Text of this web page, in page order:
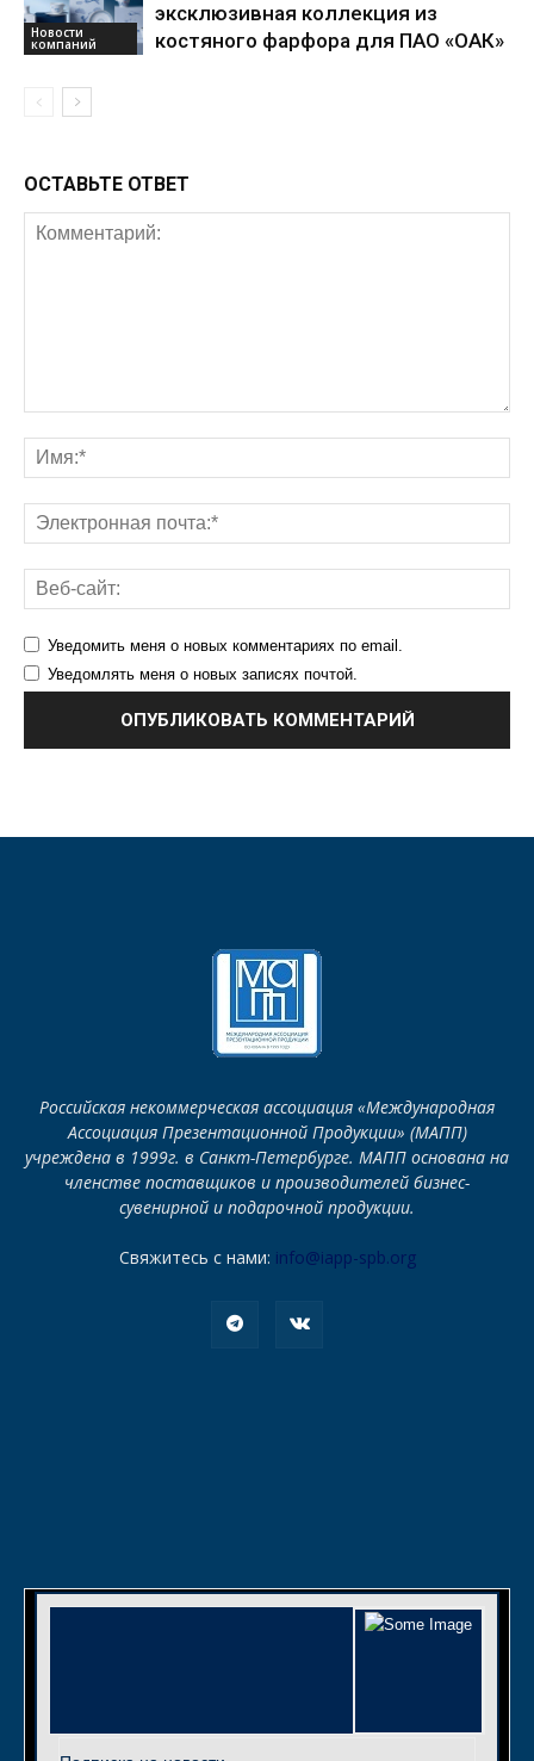
Новости
компаний
эксклюзивная коллекция из
костяного фарфора для ПАО «ОАК»
ОСТАВЬТЕ ОТВЕТ
Уведомить меня о новых комментариях по email.
Уведомлять меня о новых записях почтой.
Российская некоммерческая ассоциация «Международная
Ассоциация Презентационной Продукции» (МАПП)
учреждена в 1999г. в Санкт-Петербурге. МАПП основана на
членстве поставщиков и производителей бизнес-
сувенирной и подарочной продукции.
Свяжитесь с нами: info@iapp-spb.org